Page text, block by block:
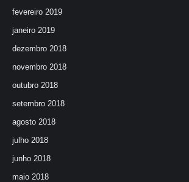
fevereiro 2019
janeiro 2019
dezembro 2018
novembro 2018
outubro 2018
setembro 2018
agosto 2018
julho 2018
junho 2018
maio 2018